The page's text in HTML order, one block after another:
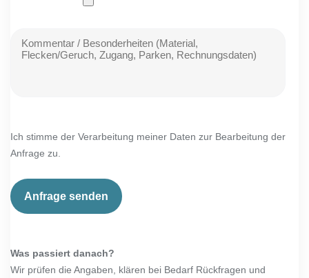
Ich stimme der Verarbeitung meiner Daten zur Bearbeitung der
Anfrage zu.
Was passiert danach?
Wir prüfen die Angaben, klären bei Bedarf Rückfragen und